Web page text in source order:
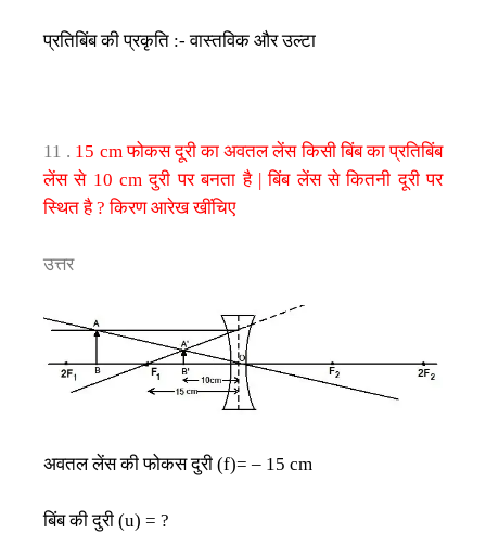
प्रतिबिंबकीप्रकृति :-वास्तविकऔरउल्टा
11 . 15 cmफोकसदूरीकाअवतललेंसकिसीबिंबकाप्रतिबिंब
लेंस से10 cmदुरी पर बनता है|बिंब लेंस से कितनी दूरी पर
स्थितहै?किरणआरेखखींचिए
उत्तर
अवतललेंसकीफोकसदुरी (f)= – 15 cm
बिंबकीदुरी (u) = ?